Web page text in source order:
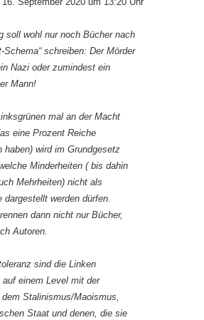
soll wohl nur noch Bücher nach
Schema“ schreiben: Der Mörder
Nazi oder zumindest ein
Mann!
mal an der Macht
eine Prozent Reiche
haben) wird im Grundgesetz
Minderheiten ( bis dahin
Mehrheiten) nicht als
dargestellt werden dürfen.
dann nicht nur Bücher,
Autoren.
sind die Linken
auf einem Level mit der
Stalinismus/Maoismus,
Staat und denen, die sie